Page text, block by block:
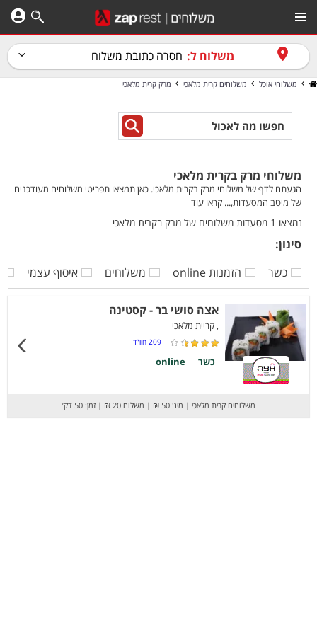
משלוח ל: חסרה כתובת משלוח
משלוחי אוכל משלוחים קרית מלאכי מרק קרית מלאכי
משלוחי מרק בקרית מלאכי
הגעתם לדף של משלוחי מרק בקרית מלאכי. כאן תמצאו תפריטי משלוחים מעודכנים
של מיטב המסעדות,... קראו עוד
נמצאו 1 מסעדות משלוחים של מרק בקרית מלאכי
סינון:
כשר
הזמנות online משלוחים איסוף עצמי
אצה סושי בר - קסטינה
, קריית מלאכי
209 חוו”ד
כשר online
משלוחים קרית מלאכי | מינ' 50 ₪ | משלוח 20 ₪ | זמן: 50 דק’